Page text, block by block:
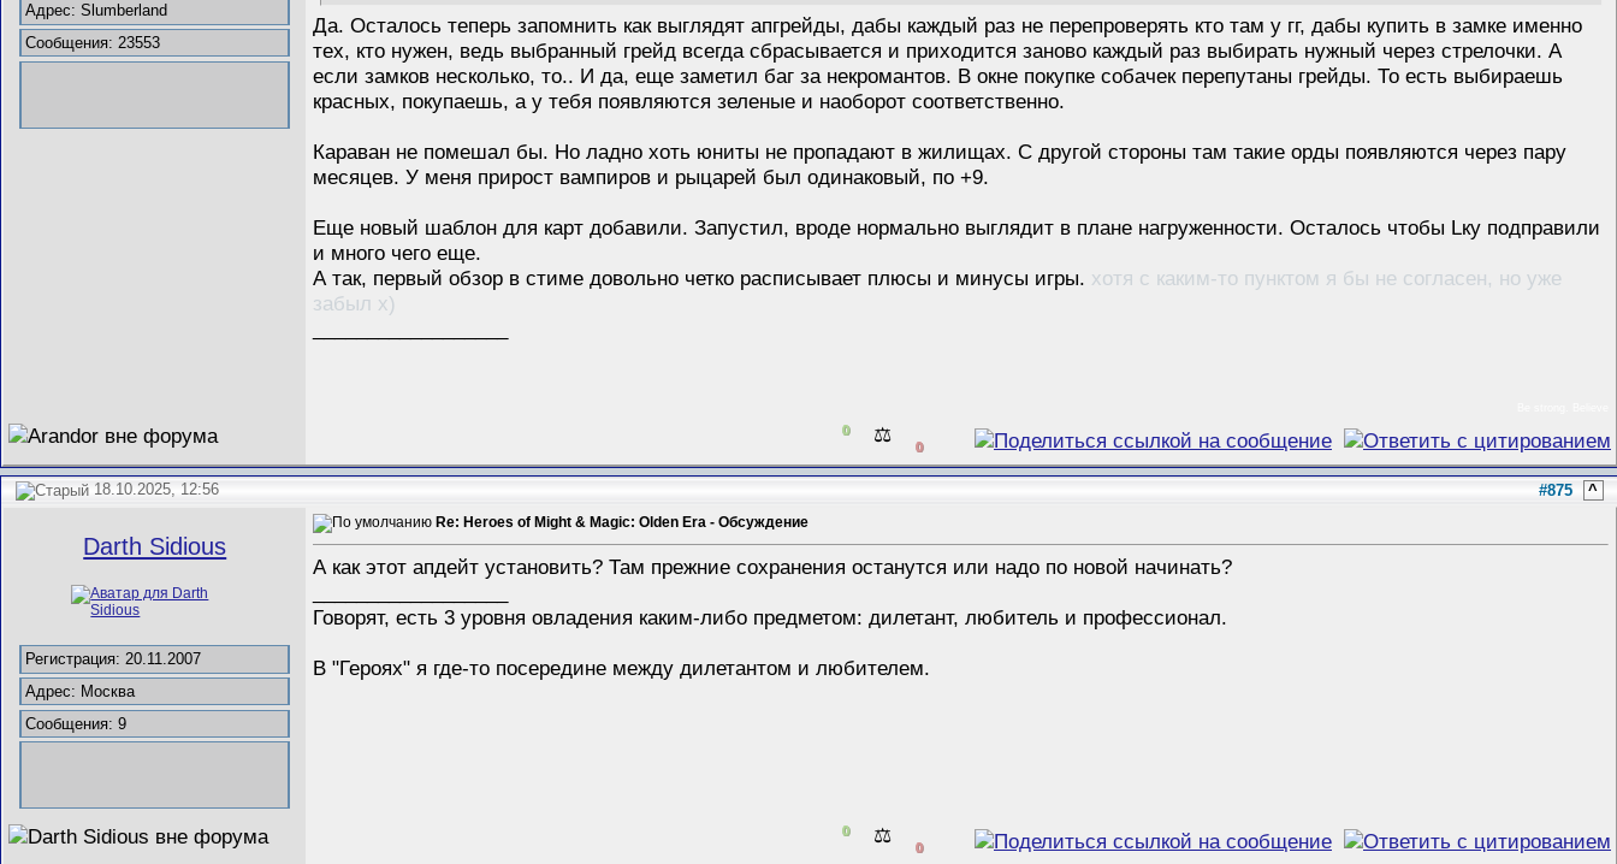
Адрес: Slumberland
Сообщения: 23553
Да. Осталось теперь запомнить как выглядят апгрейды, дабы каждый раз не перепроверять кто там у гг, дабы купить в замке именно
тех, кто нужен, ведь выбранный грейд всегда сбрасывается и приходится заново каждый раз выбирать нужный через стрелочки. А
если замков несколько, то.. И да, еще заметил баг за некромантов. В окне покупке собачек перепутаны грейды. То есть выбираешь
красных, покупаешь, а у тебя появляются зеленые и наоборот соответственно.
Караван не помешал бы. Но ладно хоть юниты не пропадают в жилищах. С другой стороны там такие орды появляются через пару
месяцев. У меня прирост вампиров и рыцарей был одинаковый, по +9.
Еще новый шаблон для карт добавили. Запустил, вроде нормально выглядит в плане нагруженности. Осталось чтобы Lку подправили
и много чего еще.
А так, первый обзор в стиме довольно четко расписывает плюсы и минусы игры. хотя с каким-то пунктом я бы не согласен, но уже
забыл х)
0 ⚖️ 0
18.10.2025, 12:56 #875 ^
Darth Sidious
Регистрация: 20.11.2007
Адрес: Москва
Сообщения: 9
Re: Heroes of Might & Magic: Olden Era - Обсуждение
А как этот апдейт установить? Там прежние сохранения останутся или надо по новой начинать?
Говорят, есть 3 уровня овладения каким-либо предметом: дилетант, любитель и профессионал.
В "Героях" я где-то посередине между дилетантом и любителем.
0 ⚖️ 0